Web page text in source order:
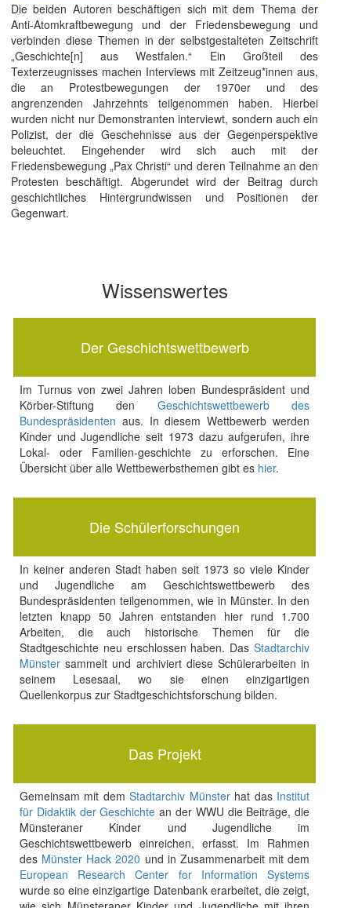
Die beiden Autoren beschäftigen sich mit dem Thema der
Anti-Atomkraftbewegung und der Friedensbewegung und
verbinden diese Themen in der selbstgestalteten Zeitschrift
„Geschichte[n] aus Westfalen.“ Ein Großteil des
Texterzeugnisses machen Interviews mit Zeitzeug*innen aus,
die an Protestbewegungen der 1970er und des
angrenzenden Jahrzehnts teilgenommen haben. Hierbei
wurden nicht nur Demonstranten interviewt, sondern auch ein
Polizist, der die Geschehnisse aus der Gegenperspektive
beleuchtet. Eingehender wird sich auch mit der
Friedensbewegung „Pax Christi“ und deren Teilnahme an den
Protesten beschäftigt. Abgerundet wird der Beitrag durch
geschichtliches Hintergrundwissen und Positionen der
Gegenwart.
Wissenswertes
Der Geschichtswettbewerb
Im Turnus von zwei Jahren loben Bundespräsident und
Körber-Stiftung den Geschichtswettbewerb des
Bundespräsidenten aus. In diesem Wettbewerb werden
Kinder und Jugendliche seit 1973 dazu aufgerufen, ihre
Lokal- oder Familien-geschichte zu erforschen. Eine
Übersicht über alle Wettbewerbsthemen gibt es hier.
Die Schülerforschungen
In keiner anderen Stadt haben seit 1973 so viele Kinder
und Jugendliche am Geschichtswettbewerb des
Bundespräsidenten teilgenommen, wie in Münster. In den
letzten knapp 50 Jahren entstanden hier rund 1.700
Arbeiten, die auch historische Themen für die
Stadtgeschichte neu erschlossen haben. DasStadtarchiv
Münstersammelt und archiviert diese Schülerarbeiten in
seinem Lesesaal, wo sie einen einzigartigen
Quellenkorpus zur Stadtgeschichtsforschung bilden.
Das Projekt
Gemeinsam mit demStadtarchiv Münsterhat das Institut
für Didaktik der Geschichte an der WWU die Beiträge, die
Münsteraner Kinder und Jugendliche im
Geschichtswettbewerb einreichen, erfasst. Im Rahmen
des Münster Hack 2020 und in Zusammenarbeit mit dem
European Research Center for Information Systems
wurde so eine einzigartige Datenbank erarbeitet, die zeigt,